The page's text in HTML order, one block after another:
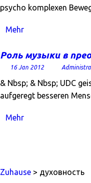
psycho komplexen
Mehr
Роль музыки в
16 Jan 2012
& Nbsp; & Nbsp; UDC
aufgeregt besseren
Mehr
Zuhause > духовность